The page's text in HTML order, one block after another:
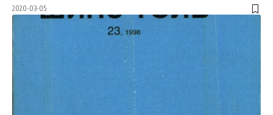
2020-03-05